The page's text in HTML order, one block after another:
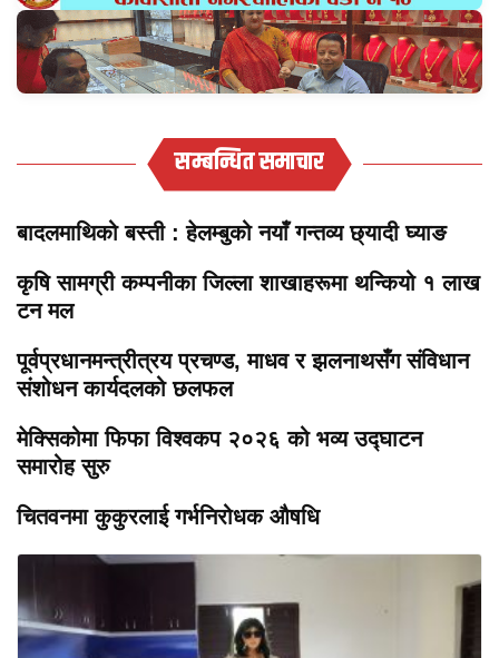
सम्बन्धित समाचार
बादलमाथिको बस्ती : हेलम्बुको नयाँ गन्तव्य छ्यादी घ्याङ
कृषि सामग्री कम्पनीका जिल्ला शाखाहरूमा थन्कियो १ लाख
टन मल
पूर्वप्रधानमन्त्रीत्रय प्रचण्ड, माधव र झलनाथसँग संविधान
संशोधन कार्यदलको छलफल
मेक्सिकोमा फिफा विश्वकप २०२६ को भव्य उद्घाटन
समारोह सुरु
चितवनमा कुकुरलाई गर्भनिरोधक औषधि